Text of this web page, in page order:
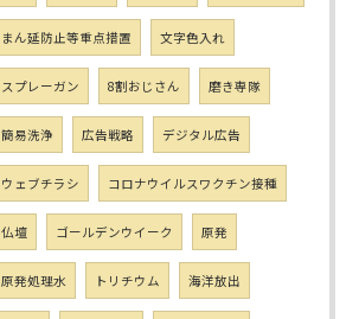
まん延防止等重点措置 文字色入れ
スプレーガン 8割おじさん 磨き専隊
簡易洗浄 広告戦略 デジタル広告
ウェブチラシ コロナウイルスワクチン接種
仏壇 ゴールデンウイーク 原発
原発処理水 トリチウム 海洋放出